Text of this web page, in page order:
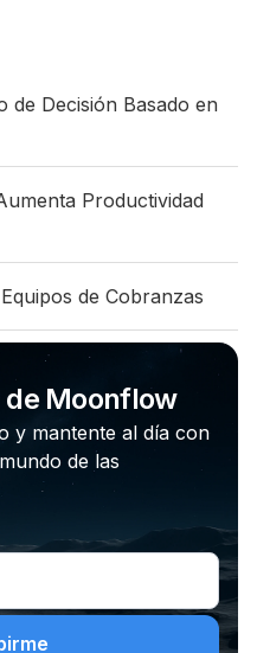
de Decisión Basado en
Productividad
de Cobranzas
de Moonflow
y mantente al día con
de las